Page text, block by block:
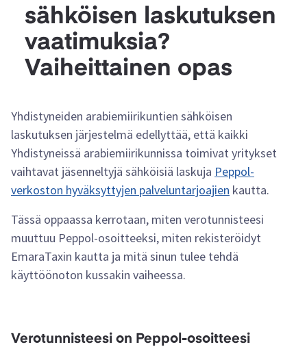
sähköisen laskutuksen
vaatimuksia?
Vaiheittainen opas
Yhdistyneiden arabiemiirikuntien sähköisen
laskutuksen järjestelmä edellyttää, että kaikki
Yhdistyneissä arabiemiirikunnissa toimivat yritykset
vaihtavat jäsenneltyjä sähköisiä laskuja Peppol-
verkoston hyväksyttyjen palveluntarjoajien kautta.
Tässä oppaassa kerrotaan, miten verotunnisteesi
muuttuu Peppol-osoitteeksi, miten rekisteröidyt
EmaraTaxin kautta ja mitä sinun tulee tehdä
käyttöönoton kussakin vaiheessa.
Verotunnisteesi on Peppol-osoitteesi